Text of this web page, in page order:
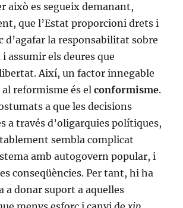
això es segueix demanant,
que l’Estat proporcioni drets i
d’agafar la responsabilitat sobre
assumir els deures que
Així, un factor innegable
al reformisme és elconformisme.
a que les decisions
a través d’oligarquies polítiques,
sembla complicat
amb autogovern popular, i
conseqüències. Per tant, hi ha
a donar suport a aquelles